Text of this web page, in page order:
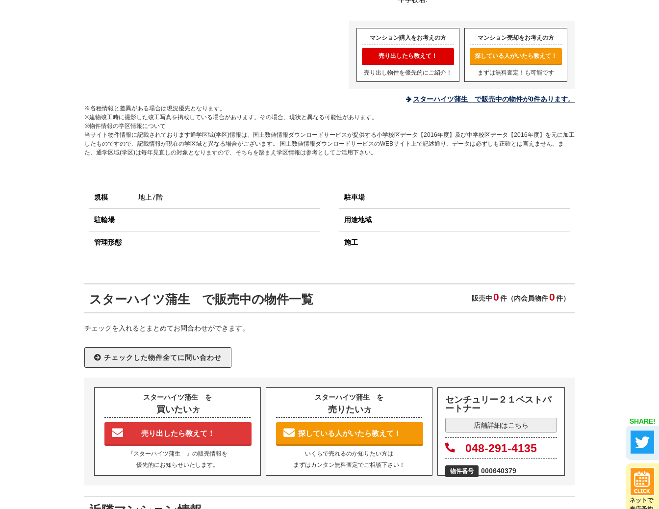
SHARE!
ネットで
マンション購入をお考えの方
売り出したら教えて！
売り出し物件を優先的にご紹介！
マンション売却をお考えの方
探している人がいたら教えて！
まずは無料査定！も可能です
スターハイツ蒲生 で販売中の物件が0件あります。
※各種情報と差異がある場合は現況優先となります。
※建物竣工時に撮影した竣工写真を掲載している場合があります。その場合、現状と異なる可能性があります。
※物件情報の学区情報について
当サイト物件情報に記載されております通学区域(学区)情報は、国土数値情報ダウンロードサービスが提供する小学校区データ【2016年度】及び中学校区データ【2016年度】を元に加工
したものですので、記載情報が現在の学区域と異なる場合がございます。 国土数値情報ダウンロードサービスのWEBサイト上で記述通り、データは必ずしも正確とは言えません。ま
た、通学区域(学区)は毎年見直しの対象となりますので、そちらを踏まえ学区情報は参考としてご活用下さい。
規模 地上7階
駐輪場
管理形態
駐車場
用途地域
施工
スターハイツ蒲生 で販売中の物件一覧 販売中0件（内会員物件0件）
チェックを入れるとまとめてお問合わせができます。
スターハイツ蒲生 を
買いたい方
売り出したら教えて！
『スターハイツ蒲生 』の販売情報を
優先的にお知らせいたします。
スターハイツ蒲生 を
売りたい方
探している人がいたら教えて！
いくらで売れるのか知りたい方は
まずはカンタン無料査定でご相談下さい！
センチュリー２１ベストパ
ートナー
店舗詳細はこちら
048-291-4135
物件番号 000640379